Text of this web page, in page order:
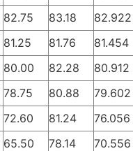
82.75 83.18 82.922
81.25 81.76 81.454
80.00 82.28 80.912
78.75 80.88 79.602
72.60 81.24 76.056
65.50 78.14 70.556